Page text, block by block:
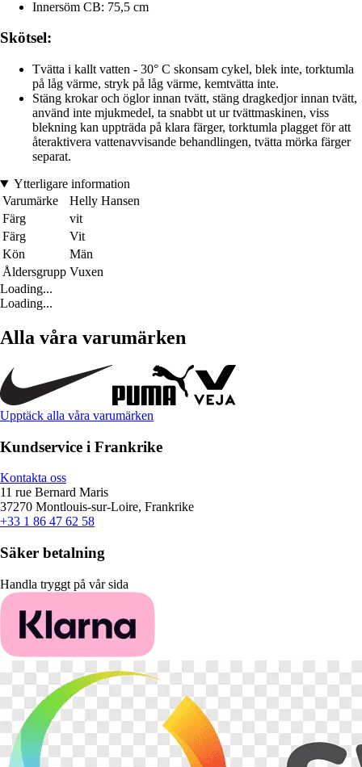
Innersöm CB: 75,5 cm
Skötsel:
Tvätta i kallt vatten - 30° C skonsam cykel, blek inte, torktumla
på låg värme, stryk på låg värme, kemtvätta inte.
Stäng krokar och öglor innan tvätt, stäng dragkedjor innan tvätt,
använd inte mjukmedel, ta snabbt ut ur tvättmaskinen, viss
blekning kan uppträda på klara färger, torktumla plagget för att
återaktivera vattenavvisande behandlingen, tvätta mörka färger
separat.
Ytterligare information
Varumärke
Helly Hansen
Färg
vit
Färg
Vit
Kön
Män
Åldersgrupp Vuxen
Loading...
Loading...
Alla våra varumärken
Upptäck alla våra varumärken
Kundservice i Frankrike
Kontakta oss
11 rue Bernard Maris
37270 Montlouis-sur-Loire, Frankrike
+33 1 86 47 62 58
Säker betalning
Handla tryggt på vår sida